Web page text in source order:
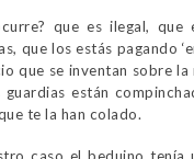
que es ilegal, que
que los estás pagando
que se inventan sobre la
guardias están
te la han colado.